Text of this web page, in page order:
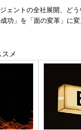
ェントの全社展開、ど
成功」を「面の変革」に
メ